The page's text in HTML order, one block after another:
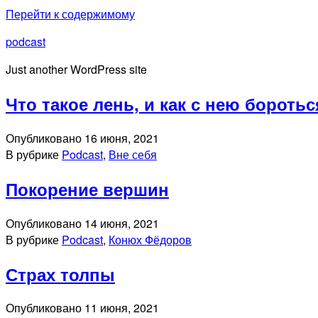
Перейти к содержимому
podcast
Just another WordPress site
Что такое лень, и как с нею
Опубликовано 16 июня, 2021
В рубрике Podcast, Вне себя
Покорение вершин
Опубликовано 14 июня, 2021
В рубрике Podcast, Конюх Фёдоров
Страх толпы
Опубликовано 11 июня, 2021